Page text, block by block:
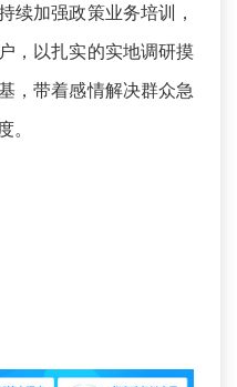
续加强政策业务培训，
，以扎实的实地调研摸
，带着感情解决群众急
。